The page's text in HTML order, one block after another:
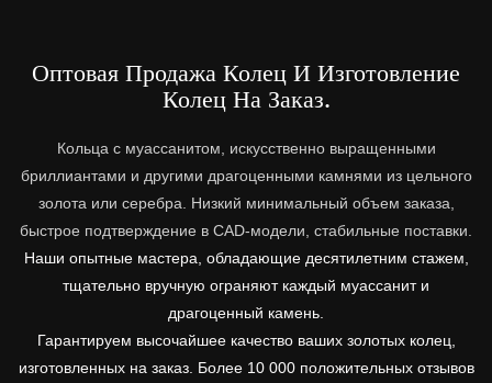
Оптовая Продажа Колец И Изготовление
Колец На Заказ.
Кольца с муассанитом, искусственно выращенными
бриллиантами и другими драгоценными камнями из цельного
золота или серебра. Низкий минимальный объем заказа,
быстрое подтверждение в CAD-модели, стабильные поставки.
Наши опытные мастера, обладающие десятилетним стажем,
тщательно вручную ограняют каждый муассанит и
драгоценный камень.
Гарантируем высочайшее качество ваших золотых колец,
изготовленных на заказ. Более 10 000 положительных отзывов